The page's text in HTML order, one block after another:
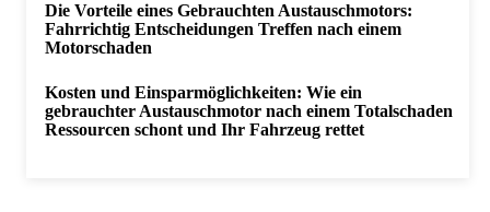
Die Vorteile eines Gebrauchten Austauschmotors:
Fahrrichtig Entscheidungen Treffen nach einem
Motorschaden
Kosten und Einsparmöglichkeiten: Wie ein
gebrauchter Austauschmotor nach einem Totalschaden
Ressourcen schont und Ihr Fahrzeug rettet